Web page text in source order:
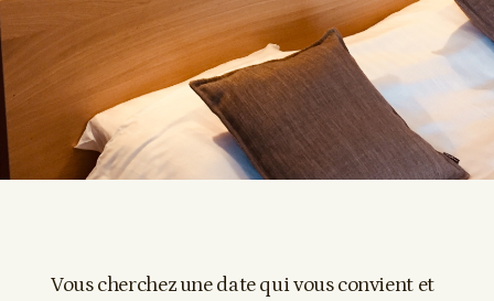
Vous cherchez une date qui vous convient et